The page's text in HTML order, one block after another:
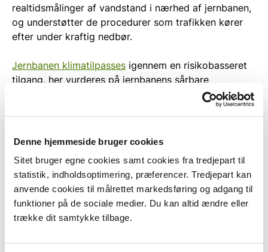
Denne hjemmeside bruger cookies
Sitet bruger egne cookies samt cookies fra tredjepart til
statistik, indholdsoptimering, præferencer. Tredjepart kan
anvende cookies til målrettet markedsføring og adgang til
funktioner på de sociale medier. Du kan altid ændre eller
trække dit samtykke tilbage.
realtidsmålinger af vandstand i nærhed af jernbanen,
og understøtter de procedurer som trafikken kører
efter under kraftig nedbør.
Jernbanen klimatilpasses igennem en risikobasseret
tilgang, her vurderes på jernbanens sårbare
lokaliteter og hvad fremtidens klima har af
konsekvens for lokaliteten. Herigennem kan der
områder i takt med at klimaet forandrer sig.
Metro (Metroselskabet)
Metroen er designet til at kunne modstå stormflods-
og ekstremregnshændelser. Metroselskabet
forhold til stormflod og ekstremregn som følge af